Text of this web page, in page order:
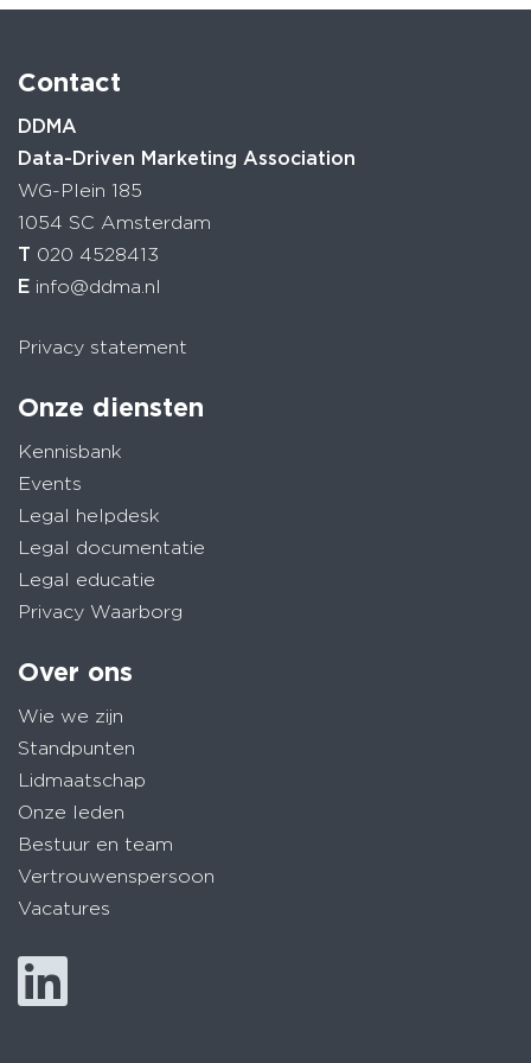
Contact
DDMA
Data-Driven Marketing Association
WG-Plein 185
1054 SC Amsterdam
T 020 4528413
E info@ddma.nl
Privacy statement
Onze diensten
Kennisbank
Events
Legal helpdesk
Legal documentatie
Legal educatie
Privacy Waarborg
Over ons
Wie we zijn
Standpunten
Lidmaatschap
Onze leden
Bestuur en team
Vertrouwenspersoon
Vacatures